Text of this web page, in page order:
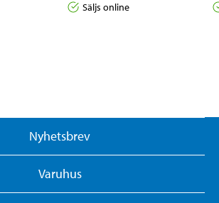
Säljs online
Nyhetsbrev
Varuhus